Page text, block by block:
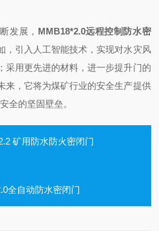
发展， MMB18*2.0远程控制防水密
，引入人工智能技术，实现对水灾风
采用更先进的材料，进一步提升门的
来，它将为煤矿行业的安全生产提供
全的坚固壁垒。
矿用防水防火密闭门
全自动防水密闭门